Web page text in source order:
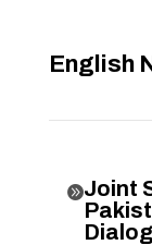
English
Joint